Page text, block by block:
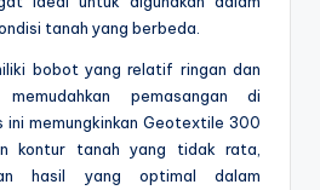
tanah yang berbeda.
bobot yang relatif ringan dan
pemasangan di
ini memungkinkan Geotextile 300
kontur tanah yang tidak rata,
hasil yang optimal dalam